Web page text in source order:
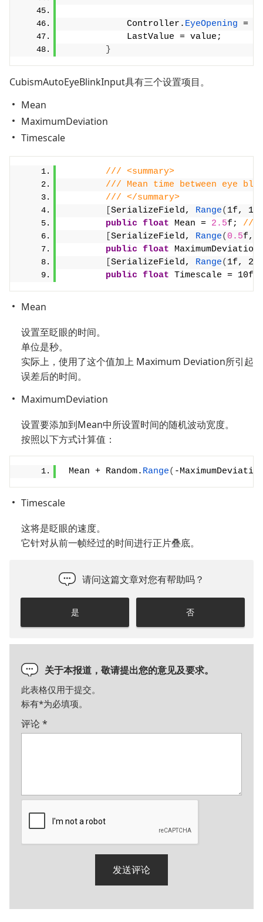
            Controller.
EyeOpening =
            LastValue = value;
}
CubismAutoEyeBlinkInput具有三个设置项目。
Mean
MaximumDeviation
Timescale
/// <summary>
/// Mean time between eye
/// </summary>
SerializeField, Range( 1f,
public float Mean = 2.5f; ///
SerializeField, Range( 0.5f,
public float
SerializeField, Range( 1f,
public float Timescale = 10f;
Mean
设置至眨眼的时间。
单位是秒。
实际上，使用了这个值加上 Maximum Deviation所引起
误差后的时间。
MaximumDeviation
设置要添加到Mean中所设置时间的随机波动宽度。
按照以下方式计算值：
Mean + Random. Range( -
Timescale
这将是眨眼的速度。
它针对从前一帧经过的时间进行正片叠底。
请问这篇文章对您有帮助吗？
是 否
关于本报道，敬请提出您的意见及要求。
此表格仅用于提交。
标有*为必填项。
评论*